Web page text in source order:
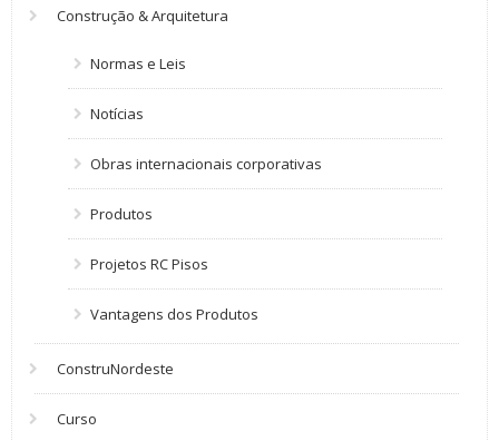
Construção & Arquitetura
Normas e Leis
Notícias
Obras internacionais corporativas
Produtos
Projetos RC Pisos
Vantagens dos Produtos
ConstruNordeste
Curso